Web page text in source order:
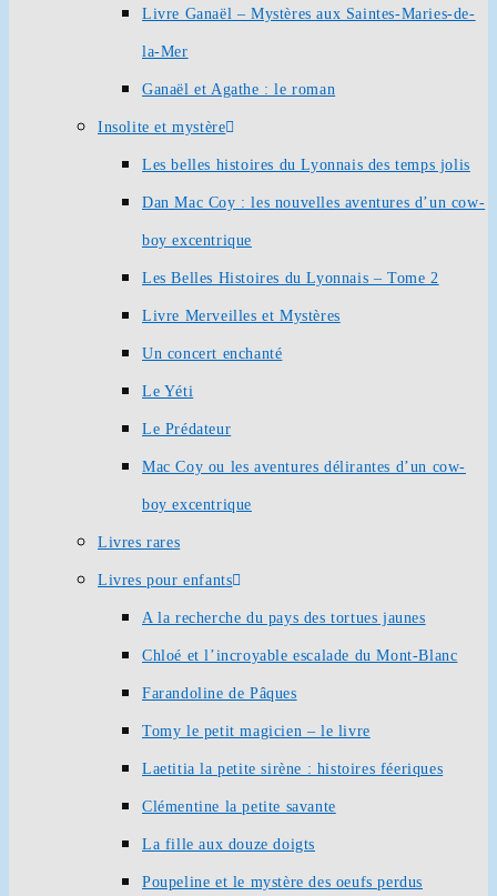
Livre Ganaël – Mystères aux Saintes-Maries-de-
la-Mer
Ganaël et Agathe : le roman
Insolite et mystère
Les belles histoires du Lyonnais des temps jolis
Dan Mac Coy : les nouvelles aventures d’un cow-
boy excentrique
Les Belles Histoires du Lyonnais – Tome 2
Livre Merveilles et Mystères
Un concert enchanté
Le Yéti
Le Prédateur
Mac Coy ou les aventures délirantes d’un cow-
boy excentrique
Livres rares
Livres pour enfants
A la recherche du pays des tortues jaunes
Chloé et l’incroyable escalade du Mont-Blanc
Farandoline de Pâques
Tomy le petit magicien – le livre
Laetitia la petite sirène : histoires féeriques
Clémentine la petite savante
La fille aux douze doigts
Poupeline et le mystère des oeufs perdus